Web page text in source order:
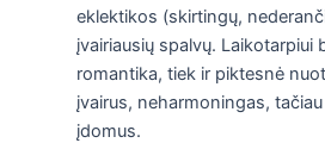
eklektikos (skirtingų,
įvairiausių spalvų. Laikotarpiui
romantika, tiek ir piktesnė
įvairus, neharmoningas,
įdomus.